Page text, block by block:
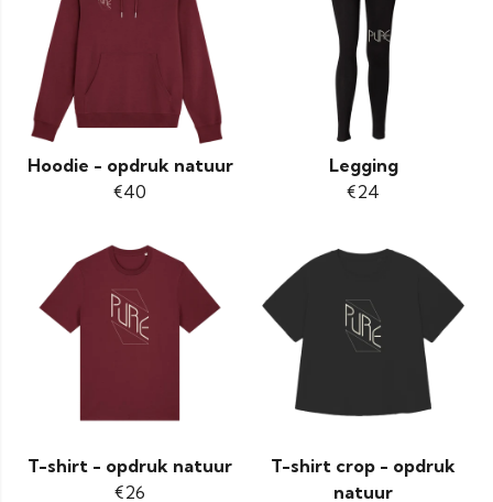
Hoodie - opdruk natuur
€40
Legging
€24
T-shirt - opdruk natuur
€26
T-shirt crop - opdruk
natuur